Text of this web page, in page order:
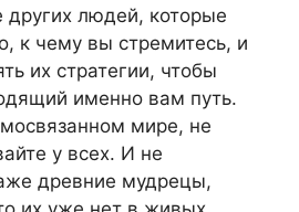
людей, которые
к чему вы стремитесь, и
их стратегии, чтобы
именно вам путь.
мире, не
у всех. И не
древние мудрецы,